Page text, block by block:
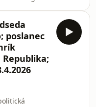
NR SR;
Martin
SR;
rozhlas,
po
poslanec